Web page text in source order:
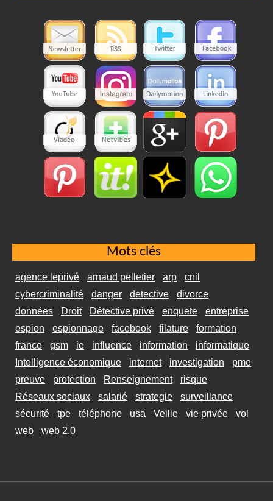
Mots clés
agence leprivé arnaud pelletier arp
cnil
cybercriminalité
danger detective
divorce
données
Droit Détective privé enquete
entreprise
espion
espionnage facebook filature
formation
france
gsm ie influence information
informatique
Intelligence économique
internet investigation
pme
preuve
protection Renseignement
risque
Réseaux sociaux
salarié strategie
surveillance
sécurité
tpe téléphone usa Veille vie privée
vol
web
web 2.0